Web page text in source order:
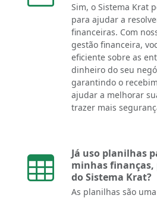
Sim, o Sistema Krat
para ajudar a
financeiras. Com
gestão financeira,
eficiente sobre as
dinheiro do seu
garantindo o
ajudar a melhorar
trazer mais
Já uso planilhas
minhas finanças,
do Sistema Krat?
As planilhas são